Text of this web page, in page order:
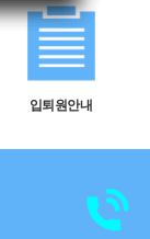
입퇴원안내